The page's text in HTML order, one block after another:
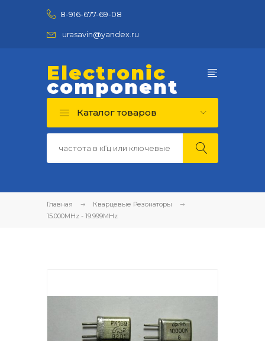
8-916-677-69-08
urasavin@yandex.ru
Electronic
component
Каталог товаров
Главная
Кварцевые Резонаторы
15.000MHz - 19.999MHz